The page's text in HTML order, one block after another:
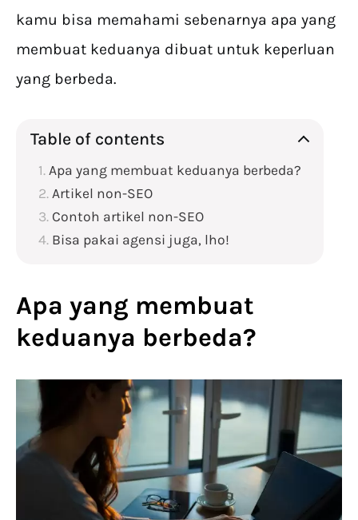
kamu bisa memahami sebenarnya apa yang
membuat keduanya dibuat untuk keperluan
yang berbeda.
Table of contents
Apa yang membuat keduanya berbeda?
Artikel non-SEO
Contoh artikel non-SEO
Bisa pakai agensi juga, lho!
Apa yang membuat
keduanya berbeda?